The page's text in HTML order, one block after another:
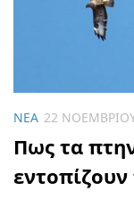
ΝΈΑ 22
Πως τα
εντοπίζουν